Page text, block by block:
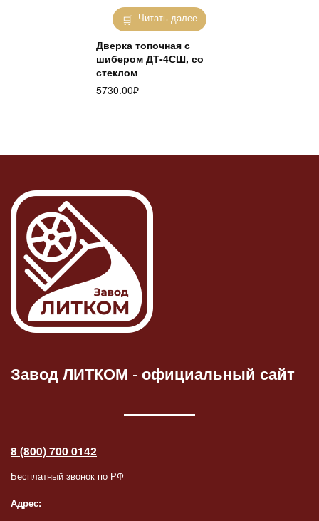
Читать далее
Дверка топочная с
шибером ДТ-4СШ, со
стеклом
5730.00₽
Завод ЛИТКОМ -официальный сайт
8 (800) 700 0142
Бесплатный звонок по РФ
Адрес: